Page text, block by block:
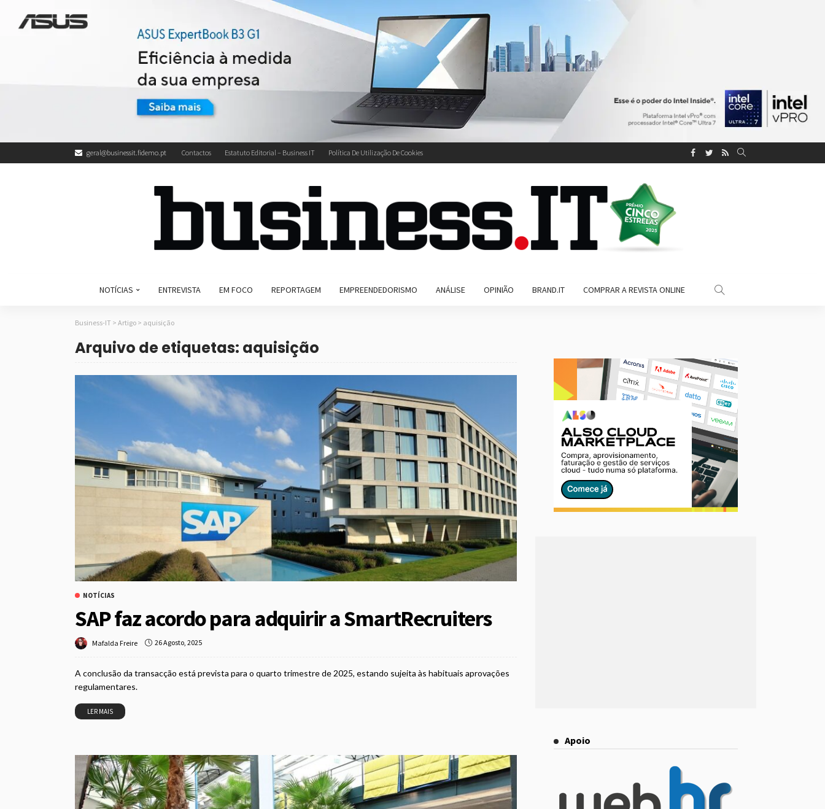
geral@businessit.fidemo.pt Contactos Estatuto Editorial – Business IT Política De Utilização De Cookies
NOTÍCIAS ENTREVISTA EM FOCO REPORTAGEM EMPREENDEDORISMO ANÁLISE OPINIÃO BRAND.IT COMPRAR A REVISTA ONLINE
Business-IT > Artigo > aquisição
Arquivo de etiquetas: aquisição
NOTÍCIAS
SAP faz acordo para adquirir a SmartRecruiters
Mafalda Freire 26 Agosto, 2025
A conclusão da transacção está prevista para o quarto trimestre de 2025, estando sujeita às habituais aprovações
regulamentares.
LER MAIS
Apoio